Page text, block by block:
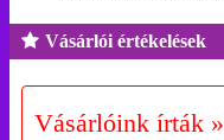
Vásárlói értékelések
Vásárlóink írták »